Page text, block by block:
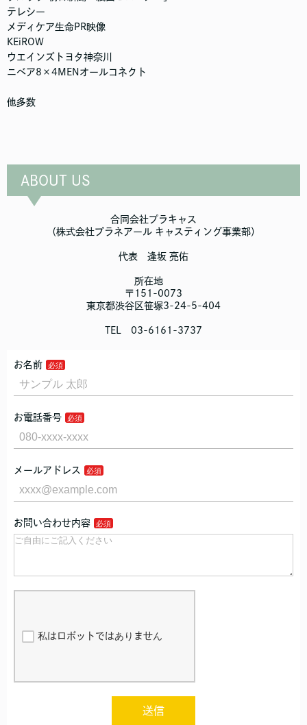
テレシー
メディケア生命PR映像
KEiROW
ウエインズトヨタ神奈川
ニベア8×4MENオールコネクト
他多数
ABOUT US
合同会社プラキャス
（株式会社プラネアール キャスティング事業部）
代表 逢坂 亮佑
所在地
〒151-0073
東京都渋谷区笹塚3-24-5-404
TEL 03-6161-3737
お名前
お電話番号
メールアドレス
お問い合わせ内容
私はロボットではありません
送信